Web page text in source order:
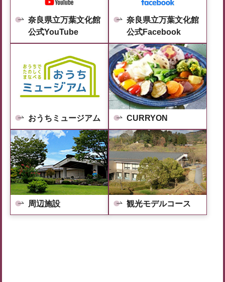
奈良県立万葉文化館
公式YouTube
奈良県立万葉文化館
公式Facebook
おうちミュージアム CURRYON
周辺施設 観光モデルコース